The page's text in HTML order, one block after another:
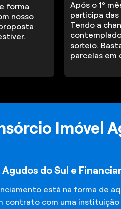
forma
nosso
Após o 1º
participa das
Tendo a
sorteio.
parcelas em
Imóvel
do Sul e
está na forma de
com uma instituição